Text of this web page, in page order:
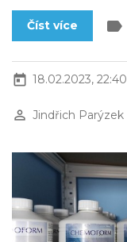
Číst více label
today 18.02.2023, 22:40
perm_identity Jindřich Parýzek